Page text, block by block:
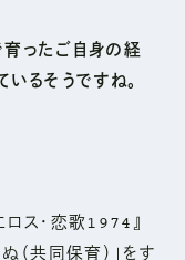
ったご自身の経
るそうですね。
ス・恋歌1974』
（共同保育）」をす